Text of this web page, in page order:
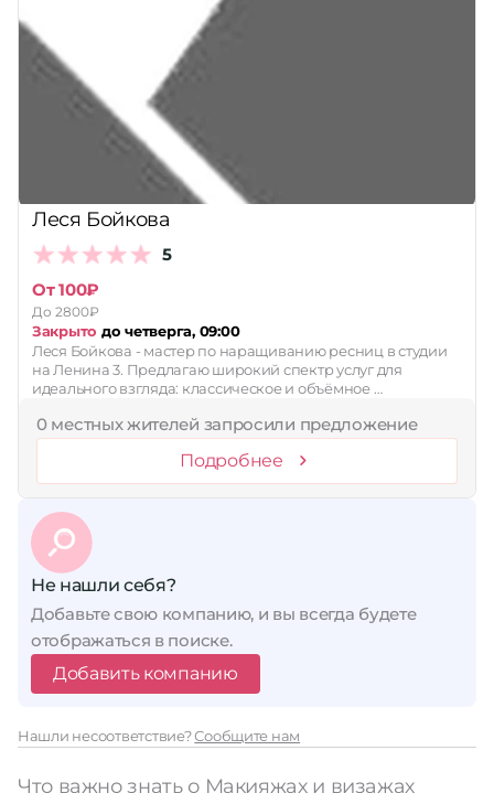
Стоимость услуг:
Принимает сертификаты
Сбросить
Леся Бойкова
5
От 100₽
До 2800₽
Закрыто до четверга, 09:00
Леся Бойкова - мастер по наращиванию ресниц в студии
на Ленина 3. Предлагаю широкий спектр услуг для
идеального взгляда: классическое и объёмное …
0 местных жителей запросили предложение
Подробнее
Не нашли себя?
Добавьте свою компанию, и вы всегда будете
отображаться в поиске.
Добавить компанию
Нашли несоответствие?Сообщите нам
Что важно знать о Макияжах и визажах